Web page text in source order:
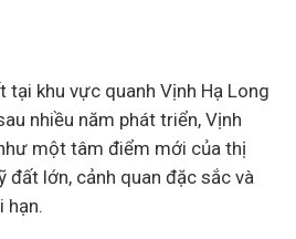
tại khu vực quanh Vịnh Hạ Long
nhiều năm phát triển, Vịnh
một tâm điểm mới của thị
lớn, cảnh quan đặc sắc và
hạn.